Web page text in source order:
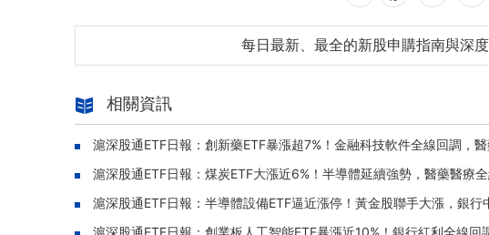
每日最新、最全的新股申購指南與深
相關資訊
滬深股通ETF日報：創新藥ETF暴漲超7%！金融科技軟件全線回調，
滬深股通ETF日報：煤炭ETF大漲近6%！半導體延續強勢，醫藥醫療
滬深股通ETF日報：半導體設備ETF逼近漲停！黃金股聯手大漲，銀
滬深股通ETF日報：創業板人工智能ETF暴漲近10%！銀行紅利全線